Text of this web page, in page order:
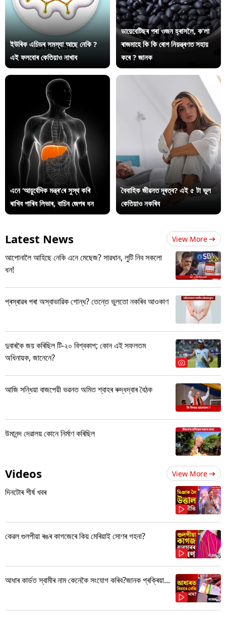
ইউৰিক এচিডৰ সমস্যা আছে নেকি ?
এই ফলবোৰ কেতিয়াও নাখাব
ডায়েবেটিছৰ পৰা ওজন হ্ৰাসলৈ, ক’লা
ৰাজমাহে কি কি ৰোগ নিয়ন্ত্ৰণত সহায়
কৰে ? জানক
এনে ‘আয়ুৰ্বেদিক মন্ত্ৰ’ৰে সুস্থ কৰি
ৰাখিব পাৰিব লিভাৰ, বাচিব জেপৰ ধন
বৈবাহিক জীৱনত দূৰত্ব? এই ৫ টা ভুল
কেতিয়াও নকৰিব
Latest News View More
আপোনালৈ আহিছে নেকি এনে মেছেজ? সাৱধান, লুটি নিব সকলো
ধন!
প্ৰস্ৰাৱৰ পৰা অস্বাভাৱিক গোন্ধ? তেন্তে ভুলতো নকৰিব আওকাণ
দুবাৰকৈ জয় কৰিছিল টি-২০ বিশ্বকাপ; কোন এই সফলতম
অধিনায়ক, জানেনে?
আজি সন্ধিয়া বাজপেয়ী ভৱনত অমিত শ্বাহৰ ৰুদ্ধদ্বাৰ বৈঠক
উমানন্দ দেৱালয় কোনে নিৰ্মাণ কৰিছিল
Videos View More
দিনটোৰ শীৰ্ষ খবৰ
কেৱল গুলপীয়া ৰঙৰ কাগজেৰে কিয় মেৰিয়াই সোণৰ গহনা?
আধাৰ কাৰ্ডত স্বামীৰ নাম কেনেকৈ সংযোগ কৰিব?জানক প্ৰক্ৰিয়া...